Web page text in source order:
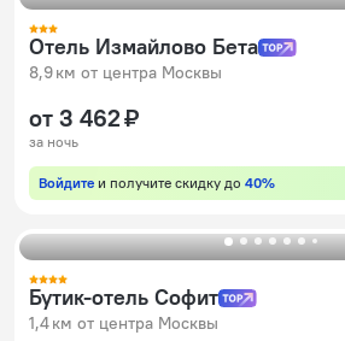
Отель Измайлово Бета
8,9 км от центра Москвы
от 3 462 ₽
за ночь
Войдите и получите скидку до 40%
Бутик-отель Софит
1,4 км от центра Москвы